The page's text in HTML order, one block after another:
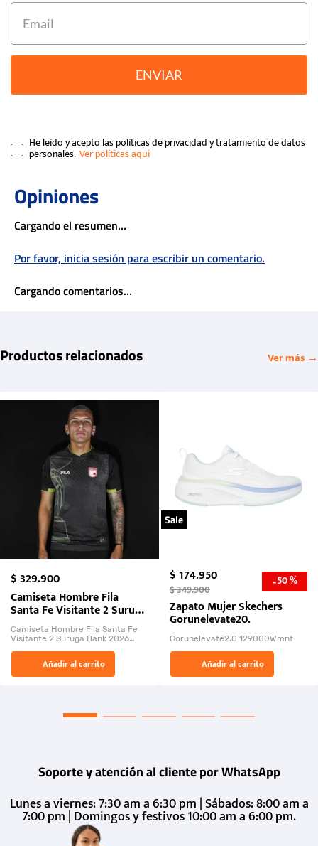
ENVIAR
He leído y acepto las políticas de privacidad y tratamiento de datos
personales.
Cargando el resumen…
Por favor, inicia sesión para escribir un comentario.
Cargando comentarios…
Productos relacionados Ver más →
$329.900
Camiseta Hombre Fila
Santa Fe Visitante 2 Suruga
Bank 2026
Camiseta Hombre Fila Santa Fe
Visitante 2 Suruga Bank 2026
El Rugido del Sol Naciente:
“Primeros para la Et...
Añadir al carrito
Sale
$174.950
$349.900 -50 %
Zapato Mujer Skechers
Gorunelevate20.
Gorunelevate2.0 129000Wmnt
Añadir al carrito
Soporte y atención al cliente por WhatsApp
Lunes a viernes: 7:30 am a 6:30 pm | Sábados: 8:00 am a
7:00 pm | Domingos y festivos 10:00 am a 6:00 pm.